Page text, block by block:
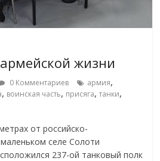
жизни
0 Комментариев армия,
, воинская часть, присяга,танки,
от российско-
селе Солоти
237-ой танковый полк